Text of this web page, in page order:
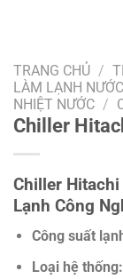
TRANG CHỦ /
LÀM LẠNH
NHIỆT NƯỚC /
Chiller
Chiller Hitachi
Lạnh Công
Công suất
Loại hệ thống: